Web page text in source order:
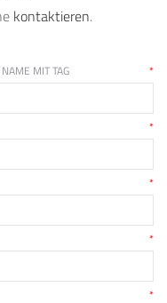
kontaktieren.
MIT TAG *
*
*
*
*